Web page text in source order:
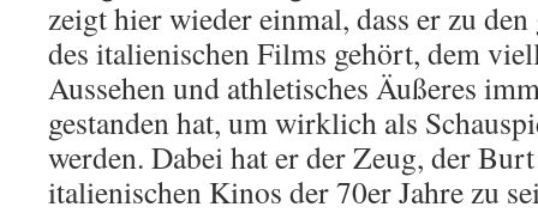
zeigt hier wieder einmal, dass er zu
des italienischen Films gehört, dem
Aussehen und athletisches Äußeres
gestanden hat, um wirklich als
werden. Dabei hat er der Zeug, der
italienischen Kinos der 70er Jahre zu